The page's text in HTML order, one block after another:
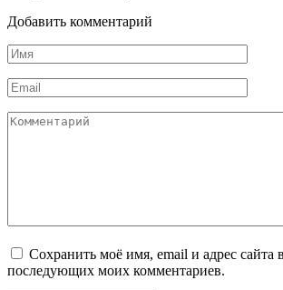
Добавить комментарий
Имя
*
Email
*
Комментарий
Сохранить моё имя, email и адрес сайта
последующих моих комментариев.